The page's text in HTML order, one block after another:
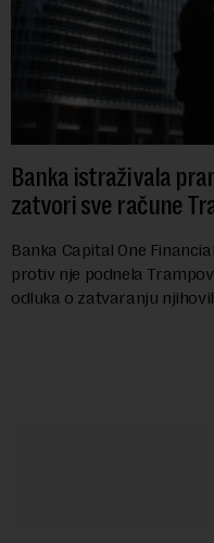
Banka istraživala
zatvori sve račune
Banka Capital One
protiv nje podnela
odluka o zatvaranju